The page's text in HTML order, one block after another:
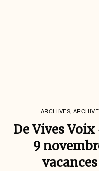
ARCHIVES,
De Vives
9